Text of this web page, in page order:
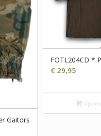
Gaitors
FOTL204CD *
€ 29,95